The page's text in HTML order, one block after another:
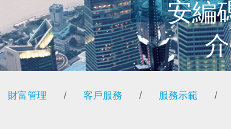
安編
介
財富管理 / 客戶服務 / 服務示範 /